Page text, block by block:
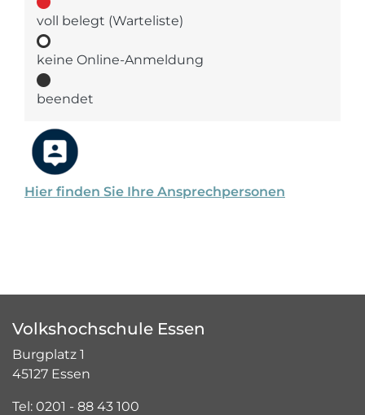
Hier finden Sie Ihre Ansprechpersonen
voll belegt (Warteliste)
keine Online-Anmeldung
beendet
Volkshochschule Essen
Burgplatz 1
45127 Essen
Tel: 0201 - 88 43 100